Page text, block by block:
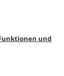
und